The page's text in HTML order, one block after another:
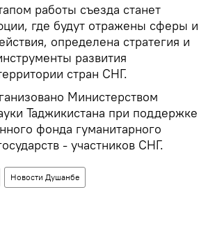
работы съезда станет
где будут отражены сферы и
определена стратегия и
развития
стран СНГ.
Министерством
Таджикистана при поддержке
фонда гуманитарного
- участников СНГ.
Новости Душанбе